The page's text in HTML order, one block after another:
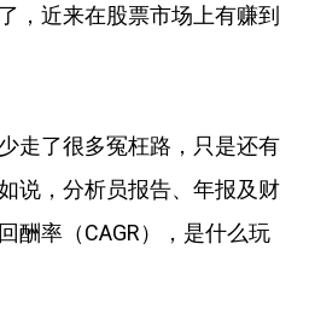
，近来在股票市场上有赚到
走了很多冤枉路，只是还有
说，分析员报告、年报及财
酬率（CAGR），是什么玩